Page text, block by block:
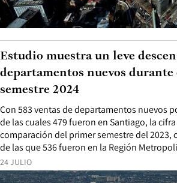
24 JULIO
Con 583 ventas de departamentos nuevos
de las cuales 479 fueron en Santiago, la
comparación del primer semestre del 2023,
de las que 536 fueron en la Región
Estudio muestra un leve
departamentos nuevos
semestre 2024